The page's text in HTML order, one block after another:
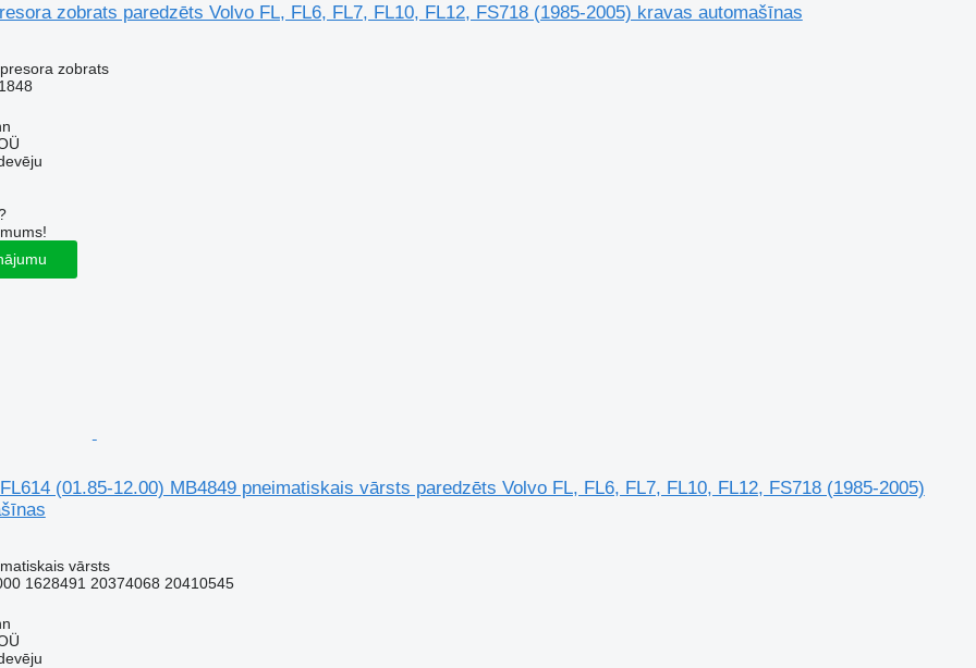
zobrats paredzēts Volvo FL, FL6, FL7, FL10, FL12, FS718 (1985-2005) kravas automašīnas
zobrats
(01.85-12.00) MB4849 pneimatiskais vārsts paredzēts Volvo FL, FL6, FL7, FL10, FL12, FS718 (1985-2005)
vārsts
1628491 20374068 20410545